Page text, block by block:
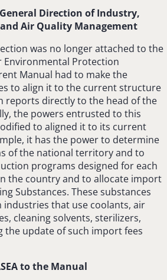
Direction of Industry,
and Air Quality Management
was no longer attached to the
Environmental Protection
Manual had to make the
to align it to the current structure
reports directly to the head of the
the powers entrusted to this
to aligned it to its current
it has the power to determine
of the national territory and to
programs designed for each
the country and to allocate import
Substances. These substances
industries that use coolants, air
cleaning solvents, sterilizers,
the update of such import fees
to the Manual